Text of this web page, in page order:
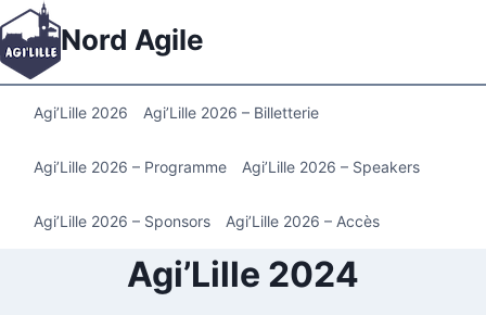
Aller
au
contenu
Nord Agile
Agi’Lille 2026 Agi’Lille 2026 – Billetterie
Agi’Lille 2026 – Programme Agi’Lille 2026 – Speakers
Agi’Lille 2026 – Sponsors Agi’Lille 2026 – Accès
Agi’Lille 2024